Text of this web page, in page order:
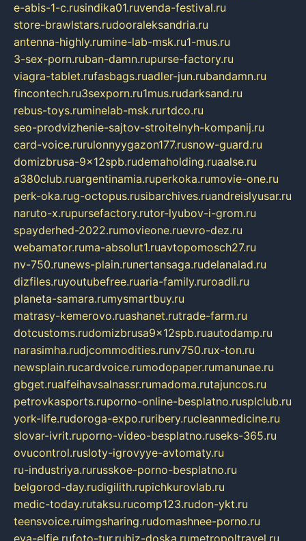
e-abis-1-c.rusindika01.ruvenda-festival.ru
store-brawlstars.rudooraleksandria.ru
antenna-highly.rumine-lab-msk.ru1-mus.ru
3-sex-porn.ruban-damn.rupurse-factory.ru
viagra-tablet.rufasbags.ruadler-jun.rubandamn.ru
fincontech.ru3sexporn.ru1mus.rudarksand.ru
rebus-toys.ruminelab-msk.rurtdco.ru
seo-prodvizhenie-sajtov-stroitelnyh-kompanij.ru
card-voice.rurulonnyygazon177.rusnow-guard.ru
domizbrusa-9x12spb.rudemaholding.ruaalse.ru
a380club.ruargentinamia.ruperkoka.rumovie-one.ru
perk-oka.rug-octopus.rusibarchives.ruandreislyusar.ru
naruto-x.rupursefactory.rutor-lyubov-i-grom.ru
spayderhed-2022.rumovieone.ruevro-dez.ru
webamator.ruma-absolut1.ruavtopomosch27.ru
nv-750.runews-plain.runertansaga.rudelanalad.ru
dizfiles.ruyoutubefree.ruaria-family.ruroadli.ru
planeta-samara.rumysmartbuy.ru
matrasy-kemerovo.ruashanet.rutrade-farm.ru
dotcustoms.rudomizbrusa9x12spb.ruautodamp.ru
narasimha.rudjcommodities.runv750.rux-ton.ru
newsplain.rucardvoice.rumodopaper.rumanunae.ru
gbget.rualfeihavsalnassr.rumadoma.rutajuncos.ru
petrovkasports.ruporno-online-besplatno.rusplclub.ru
york-life.rudoroga-expo.ruribery.rucleanmedicine.ru
slovar-ivrit.ruporno-video-besplatno.ruseks-365.ru
ovucontrol.rusloty-igrovyye-avtomaty.ru
ru-industriya.rurusskoe-porno-besplatno.ru
belgorod-day.rudigilith.rupichkurovlab.ru
medic-today.rutaksu.rucomp123.rudon-ykt.ru
teensvoice.ruimgsharing.rudomashnee-porno.ru